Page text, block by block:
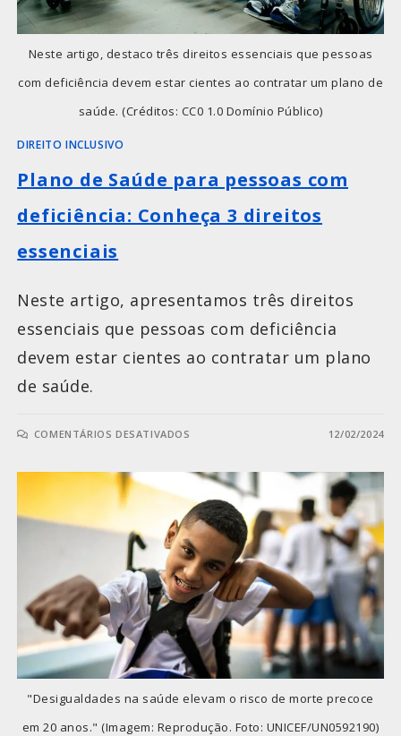
Neste artigo, destaco três direitos essenciais que pessoas
com deficiência devem estar cientes ao contratar um plano de
saúde. (Créditos: CC0 1.0 Domínio Público)
DIREITO INCLUSIVO
Plano de Saúde para pessoas com
deficiência: Conheça 3 direitos
essenciais
Neste artigo, apresentamos três direitos
essenciais que pessoas com deficiência
devem estar cientes ao contratar um plano
de saúde.
COMENTÁRIOS DESATIVADOS 12/02/2024
"Desigualdades na saúde elevam o risco de morte precoce
em 20 anos." (Imagem: Reprodução. Foto: UNICEF/UN0592190)